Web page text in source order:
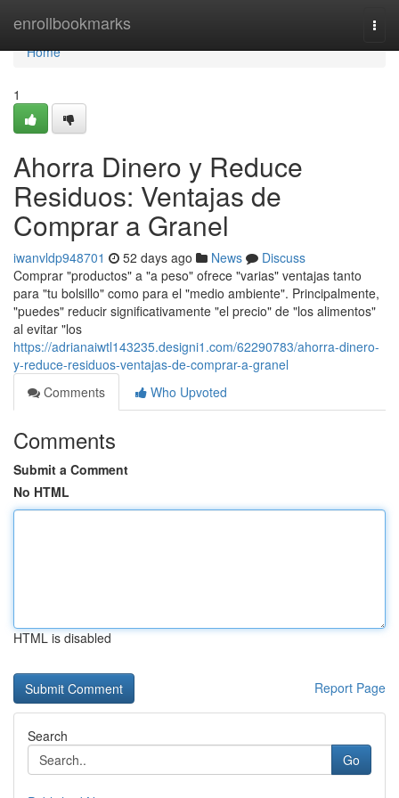
enrollbookmarks
Home
Home
1
Ahorra Dinero y Reduce
Residuos: Ventajas de
Comprar a Granel
iwanvldp948701 52 days ago News
Discuss
Comprar "productos" a "a peso" ofrece "varias" ventajas tanto
para "tu bolsillo" como para el "medio ambiente". Principalmente,
"puedes" reducir significativamente "el precio" de "los alimentos"
al evitar "los
https://adrianaiwtl143235.designi1.com/62290783/ahorra-dinero-
y-reduce-residuos-ventajas-de-comprar-a-granel
Comments
Who Upvoted
Comments
Submit a Comment
No HTML
HTML is disabled
Report Page
Search
Go